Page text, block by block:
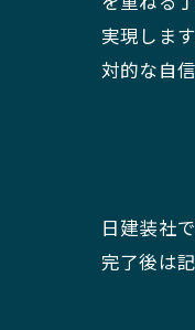
実現しま
対的な自
日建装社
完了後は